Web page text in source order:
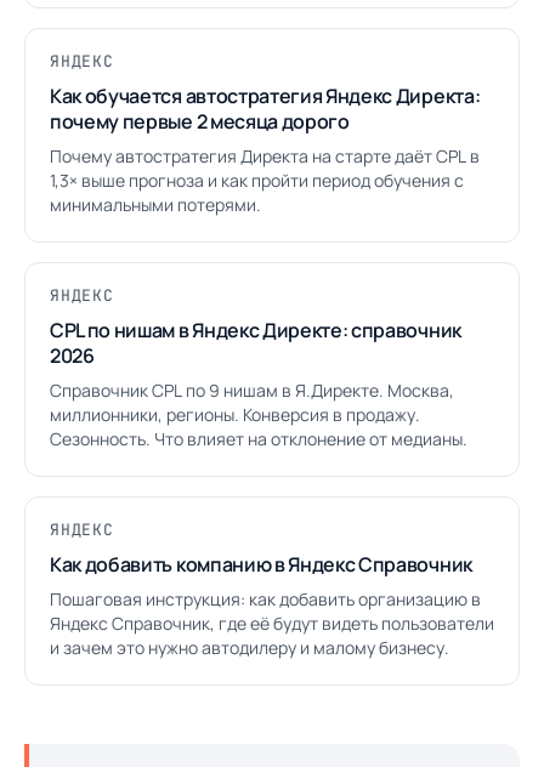
ЯНДЕКС
Как обучается автостратегия Яндекс Директа:
почему первые 2 месяца дорого
Почему автостратегия Директа на старте даёт CPL в
1,3× выше прогноза и как пройти период обучения с
минимальными потерями.
ЯНДЕКС
CPL по нишам в Яндекс Директе: справочник
2026
Справочник CPL по 9 нишам в Я.Директе. Москва,
миллионники, регионы. Конверсия в продажу.
Сезонность. Что влияет на отклонение от медианы.
ЯНДЕКС
Как добавить компанию в Яндекс Справочник
Пошаговая инструкция: как добавить организацию в
Яндекс Справочник, где её будут видеть пользователи
и зачем это нужно автодилеру и малому бизнесу.